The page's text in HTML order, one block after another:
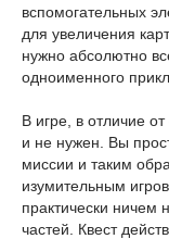
вспомогательных
для увеличения
нужно абсолютно
одноименного
В игре, в отличие
и не нужен. Вы
миссии и таким
изумительным
практически ничем
частей. Квест